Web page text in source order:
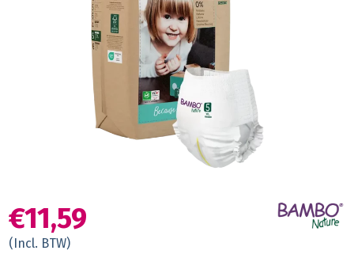
€11,59
(Incl. BTW)